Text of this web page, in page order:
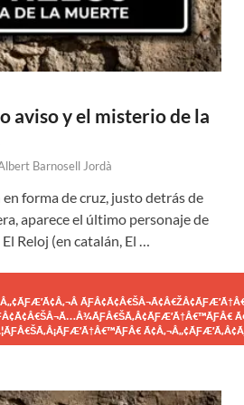
aviso y el misterio de la
Barnosell Jordà
forma de cruz, justo detrás de
aparece el último personaje de
Reloj (en catalán, El …